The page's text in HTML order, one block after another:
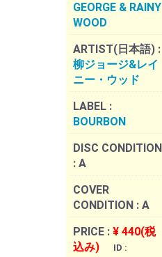
GEORGE & RAINY
WOOD
ARTIST(日本語) :
柳ジョージ&レイ
ニー・ウッド
LABEL :
BOURBON
DISC CONDITION
: A
COVER
CONDITION : A
PRICE : ¥ 440(税
込み)
ID :